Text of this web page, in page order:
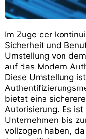
Im Zuge der
Sicherheit und
Umstellung von
auf das Modern
Diese Umstellung
bietet eine
Autorisierung. Es
Unternehmen bis
vollzogen haben,